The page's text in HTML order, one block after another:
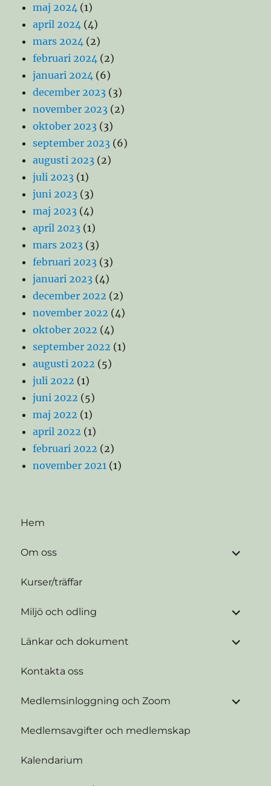
maj 2024 (1)
april 2024 (4)
mars 2024 (2)
februari 2024 (2)
januari 2024 (6)
december 2023 (3)
november 2023 (2)
oktober 2023 (3)
september 2023 (6)
augusti 2023 (2)
juli 2023 (1)
juni 2023 (3)
maj 2023 (4)
april 2023 (1)
mars 2023 (3)
februari 2023 (3)
januari 2023 (4)
december 2022 (2)
november 2022 (4)
oktober 2022 (4)
september 2022 (1)
augusti 2022 (5)
juli 2022 (1)
juni 2022 (5)
maj 2022 (1)
april 2022 (1)
februari 2022 (2)
november 2021 (1)
Hem
Om oss
Kurser/träffar
Miljö och odling
Länkar och dokument
Kontakta oss
Medlemsinloggning och Zoom
Medlemsavgifter och medlemskap
Kalendarium